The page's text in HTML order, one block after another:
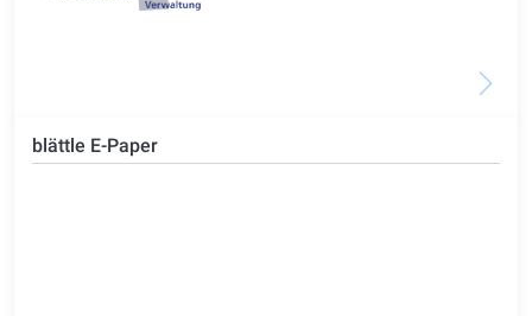
blättle E-Paper